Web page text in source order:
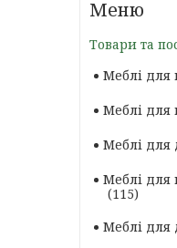
Товари та
Меблі для
Меблі для
Меблі для
Меблі для
115
Меблі для